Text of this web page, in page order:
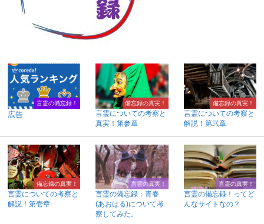
言霊の備忘録！
広告
備忘録の真実！
言霊についての考察と
真実！第参章
備忘録の真実！
言霊についての考察と
解説！第弐章
備忘録の真実！
言霊についての考察と
解説！第壱章
言霊の真実！
言霊の備忘録：青春
(あおはる)について考
察してみた。
言霊の真実！
言霊の備忘録！ってど
んなサイトなの？